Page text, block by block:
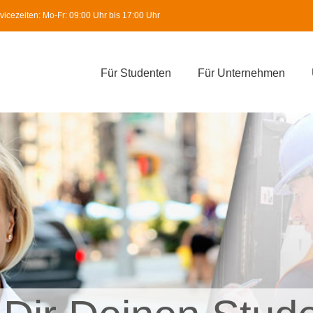
Mo-Fr: 09:00 Uhr bis 17:00 Uhr
Für Studenten Für Unternehmen